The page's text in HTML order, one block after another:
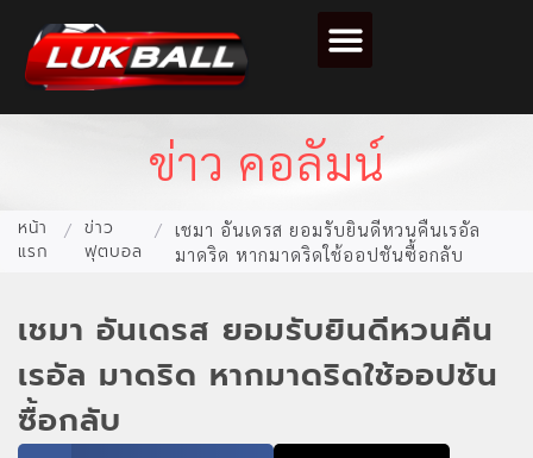
ข่าว คอลัมน์
หน้า
แรก
/ ข่าว
ฟุตบอล
/
เชมา อันเดรส ยอมรับยินดีหวนคืนเรอัล
มาดริด หากมาดริดใช้ออปชันซื้อกลับ
เชมา อันเดรส ยอมรับยินดีหวนคืน
เรอัล มาดริด หากมาดริดใช้ออปชัน
ซื้อกลับ